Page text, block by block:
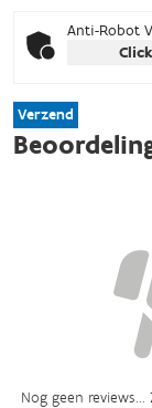
Anti-Robot
Verzend
Nog geen